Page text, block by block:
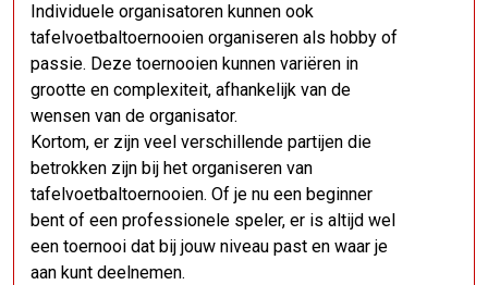
Individuele organisatoren kunnen ook
tafelvoetbaltoernooien organiseren als hobby of
passie. Deze toernooien kunnen variëren in
grootte en complexiteit, afhankelijk van de
wensen van de organisator.
Kortom, er zijn veel verschillende partijen die
betrokken zijn bij het organiseren van
tafelvoetbaltoernooien. Of je nu een beginner
bent of een professionele speler, er is altijd wel
een toernooi dat bij jouw niveau past en waar je
aan kunt deelnemen.